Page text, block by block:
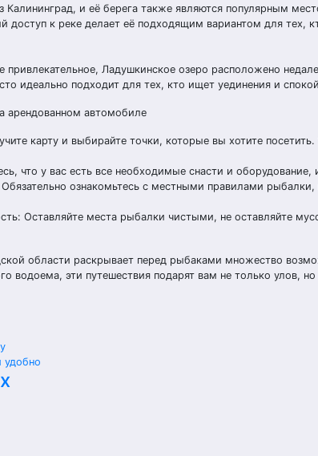
Калининград, и её берега также являются популярным
доступ к реке делает её подходящим вариантом для тех,
привлекательное, Ладушкинское озеро расположено
идеально подходит для тех, кто ищет уединения и
арендованном автомобиле
карту и выбирайте точки, которые вы хотите
что у вас есть все необходимые снасти и
ознакомьтесь с местными правилами
Оставляйте места рыбалки чистыми, не оставляйте
области раскрывает перед рыбаками множество
водоема, эти путешествия подарят вам не только улов,
удобно